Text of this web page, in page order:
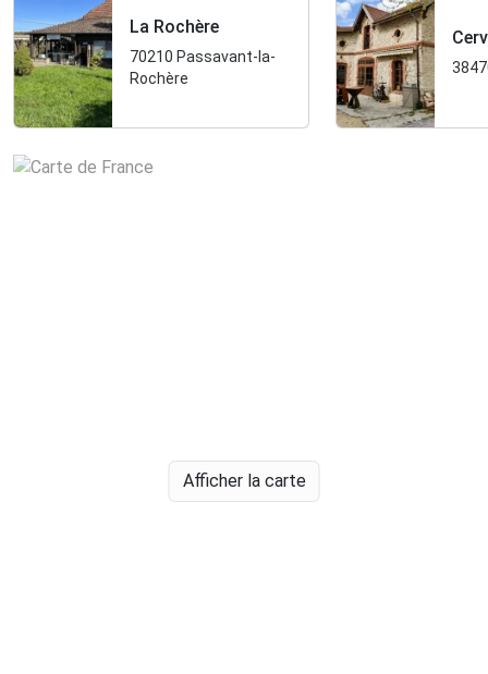
Afficher la carte
La Rochère
70210 Passavant-la-
Rochère